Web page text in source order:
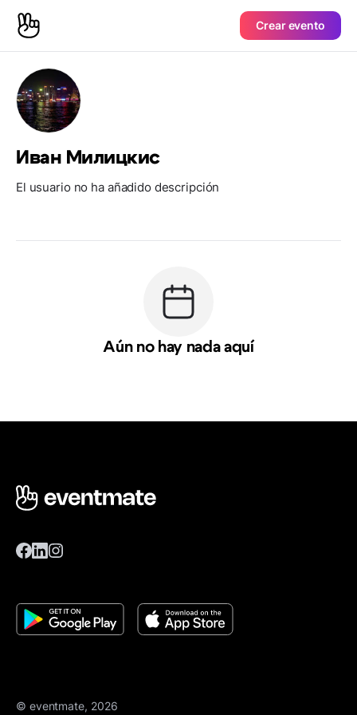
Crear evento
Иван Милицкис
El usuario no ha añadido descripción
Aún no hay nada aquí
© eventmate, 2026